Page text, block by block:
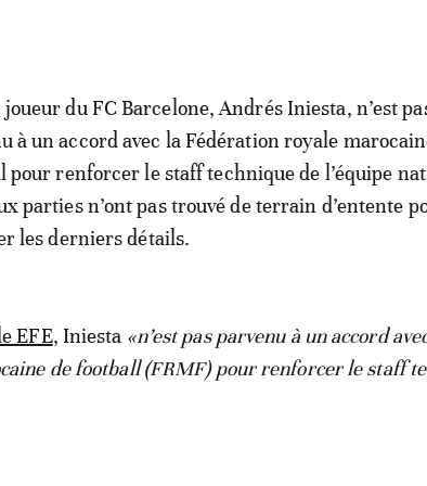
du FC Barcelone, Andrés Iniesta, n’est
à un accord avec la Fédération royale
pour renforcer le staff technique de l’équipe
parties n’ont pas trouvé de terrain d’entente
les derniers détails.
EFE, Iniesta «n’est pas parvenu à un accord
de football (FRMF) pour renforcer le staff